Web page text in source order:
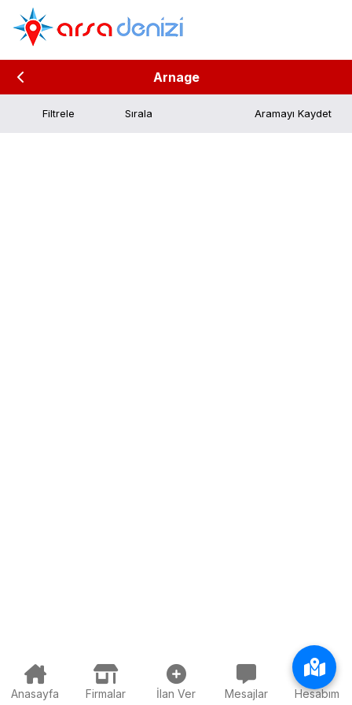
Arnage
Filtrele Aramayı Kaydet
Anasayfa Firmalar İlan Ver Mesajlar Hesabım